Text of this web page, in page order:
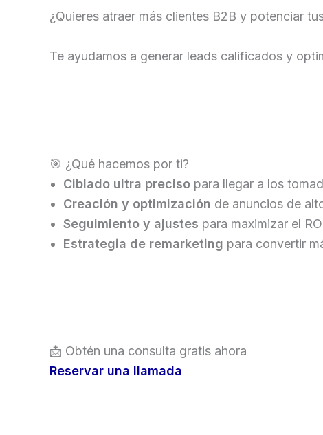
¿Quieres atraer más clientes B2B y potenciar
Te ayudamos a generar leads calificados y
🎯 ¿Qué hacemos por ti?
Ciblado ultra preciso para llegar a los
Creación y optimización de anuncios de
Seguimiento y ajustes para maximizar el
Estrategia de remarketing para convertir
📩 Obtén una consulta gratis ahora
Reservar una llamada